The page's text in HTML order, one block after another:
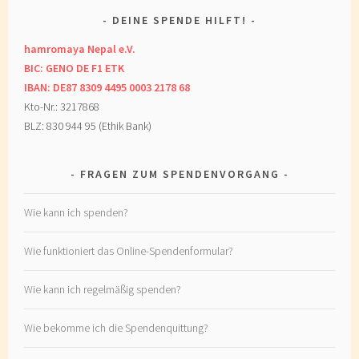
DEINE SPENDE HILFT!
hamromaya Nepal e.V.
BIC: GENO DE F1 ETK
IBAN: DE87 8309 4495 0003 2178 68
Kto-Nr.: 3217868
BLZ: 830 944 95 (Ethik Bank)
FRAGEN ZUM SPENDENVORGANG
Wie kann ich spenden?
Wie funktioniert das Online-Spendenformular?
Wie kann ich regelmäßig spenden?
Wie bekomme ich die Spendenquittung?